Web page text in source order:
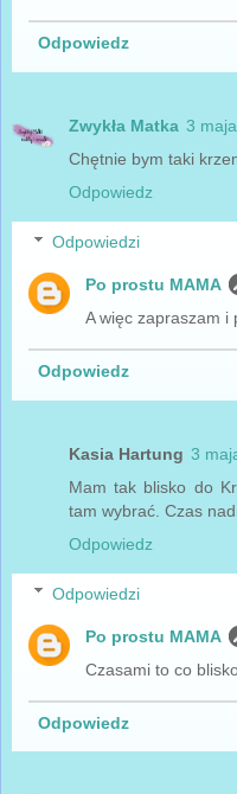
Odpowiedz
Zwykła Matka 3
Chętnie bym taki
Odpowiedz
Odpowiedzi
Po prostu MAMA
A więc zapraszam i
Odpowiedz
Kasia Hartung 3
Mam tak blisko do
tam wybrać. Czas
Odpowiedz
Odpowiedzi
Po prostu MAMA
Czasami to co
Odpowiedz